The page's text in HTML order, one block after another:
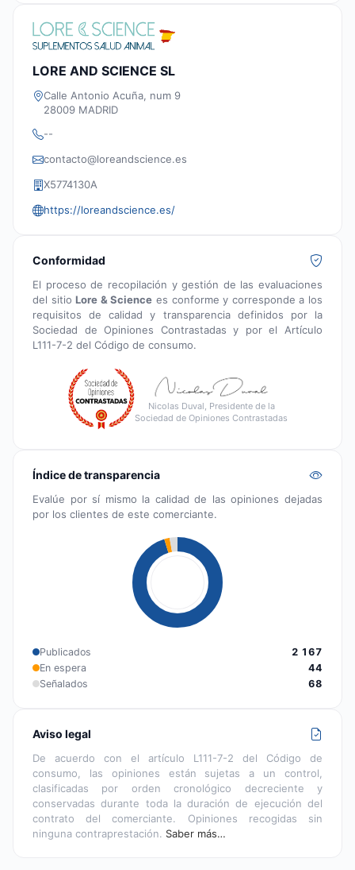
LORE AND SCIENCE SL
Calle Antonio Acuña, num 9
28009 MADRID
--
contacto@loreandscience.es
X5774130A
https://loreandscience.es/
Conformidad
El proceso de recopilación y gestión de las evaluaciones
del sitioLore & Science es conforme y corresponde a los
requisitos de calidad y transparencia definidos por la
Sociedad de Opiniones Contrastadas y por el Artículo
L111-7-2 del Código de consumo.
Nicolas Duval, Presidente de la
Sociedad de Opiniones Contrastadas
Índice de transparencia
Evalúe por sí mismo la calidad de las opiniones dejadas
por los clientes de este comerciante.
Publicados
2 167
En espera
44
Señalados
68
Aviso legal
De acuerdo con el artículo L111-7-2 del Código de
consumo, las opiniones están sujetas a un control,
clasificadas por orden cronológico decreciente y
conservadas durante toda la duración de ejecución del
contrato del comerciante. Opiniones recogidas sin
ninguna contraprestación. Saber más…